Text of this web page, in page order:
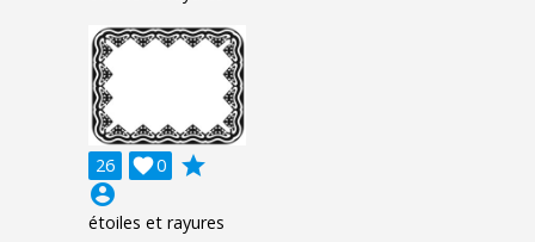
26 0

grade
account_circle
étoiles et rayures